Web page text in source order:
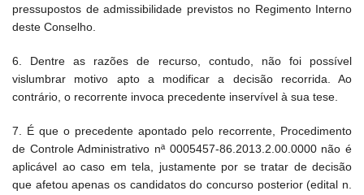
pressupostos de admissibilidade previstos no Regimento Interno
deste Conselho.
6. Dentre as razões de recurso, contudo, não foi possível
vislumbrar motivo apto a modificar a decisão recorrida. Ao
contrário, o recorrente invoca precedente inservível à sua tese.
7. É que o precedente apontado pelo recorrente, Procedimento
de Controle Administrativo nª 0005457-86.2013.2.00.0000 não é
aplicável ao caso em tela, justamente por se tratar de decisão
que afetou apenas os candidatos do concurso posterior (edital n.